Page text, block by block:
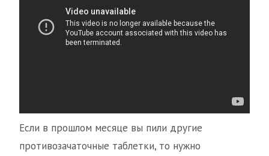
Если в прошлом месяце вы пили другие
противозачаточные таблетки, то нужно